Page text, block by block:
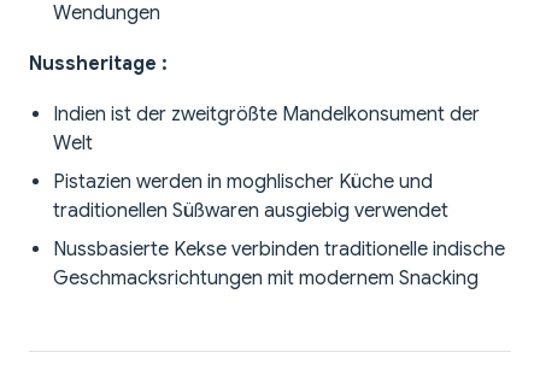
Wendungen
Nussheritage :
Indien ist der zweitgrößte Mandelkonsument der
Welt
Pistazien werden in moghlischer Küche und
traditionellen Süßwaren ausgiebig verwendet
Nussbasierte Kekse verbinden traditionelle indische
Geschmacksrichtungen mit modernem Snacking